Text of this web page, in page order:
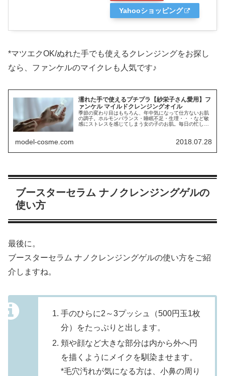
Yahooショッピング
*マツエクOK/ぬれた手でも使えるクレンジングをお探し
なら、ファンケルのマイクレも人気です♪
濡れた手で使えるプチプラ【紗栄子さん愛用】フ
ァンケル マイルドクレンジングオイル
季節の変わり目はもちろん、年中気になって仕方ないお肌
の調子。ホルモンバランス・睡眠不足・生理・・・など敏
感にストレスを感じてしまう女の子のお肌。毎日の忙しさ
model-cosme.com 2018.07.28
ブースターセラム ナノクレンジングゲルの
使い方
最後に。
ブースターセラム ナノクレンジングゲルの使い方をご紹
介しますね。
手のひらに2～3プッシュ（500円玉1枚
分）をたっぷりと出します。
頬や顔など大きな部分は内から外へ円
を描くようにメイクを馴染ませます。
*毛穴汚れが気になる方は、小鼻の周り